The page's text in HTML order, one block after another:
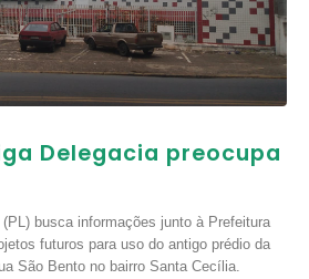
Delegacia preocupa
busca informações junto à Prefeitura
futuros para uso do antigo prédio da
São Bento no bairro Santa Cecília.